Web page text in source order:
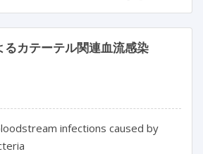
るカテーテル関連血流感染
infections caused by